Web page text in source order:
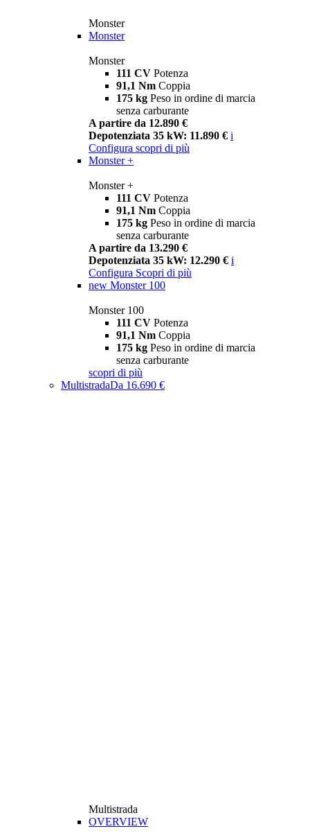
Monster
Monster
Monster
111 CV Potenza
91,1 Nm Coppia
175 kg Peso in ordine di marcia
senza carburante
A partire da 12.890 €
Depotenziata 35 kW: 11.890 € i
Configura scopri di più
Monster +
Monster +
111 CV Potenza
91,1 Nm Coppia
175 kg Peso in ordine di marcia
senza carburante
A partire da 13.290 €
Depotenziata 35 kW: 12.290 € i
Configura Scopri di più
new Monster 100
Monster 100
111 CV Potenza
91,1 Nm Coppia
175 kg Peso in ordine di marcia
senza carburante
scopri di più
MultistradaDa 16.690 €
Multistrada
OVERVIEW